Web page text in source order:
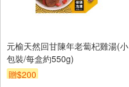
元榆天然回甘陳年老蔔杞雞湯(小
包裝/每盒約550g)
贈$200